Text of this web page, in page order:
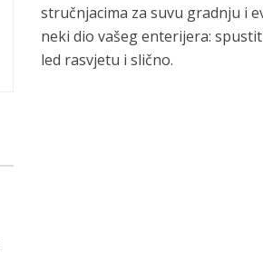
stručnjacima za suvu gradnju i
neki dio vašeg enterijera:
led rasvjetu i slično.